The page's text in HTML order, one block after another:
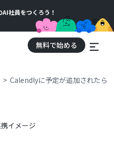
社員をつくろう！
無料で始める
Calendlyに予定が追加されたら